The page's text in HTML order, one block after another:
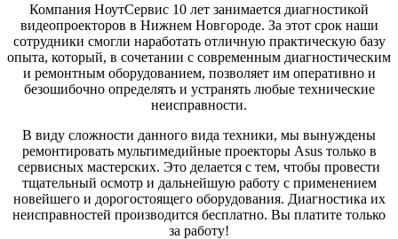
Компания НоутСервис 10 лет занимается диагностикой
видеопроекторов в Нижнем Новгороде. За этот срок наши
сотрудники смогли наработать отличную практическую базу
опыта, который, в сочетании с современным диагностическим
и ремонтным оборудованием, позволяет им оперативно и
безошибочно определять и устранять любые технические
неисправности.
В виду сложности данного вида техники, мы вынуждены
ремонтировать мультимедийные проекторы Asus только в
сервисных мастерских. Это делается с тем, чтобы провести
тщательный осмотр и дальнейшую работу с применением
новейшего и дорогостоящего оборудования. Диагностика их
неисправностей производится бесплатно. Вы платите только
за работу!